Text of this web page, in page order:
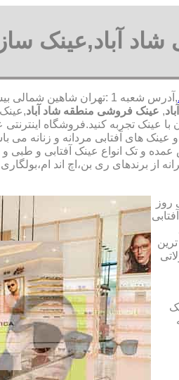
آباد,عینک
, عینک فروشی منطقه شاد آباد
عینک تجربه کنید.فروشگاه
عینک های آفتابی مردانه و
عمده و تک انواع عینک آفتابی و
از برندهای ری بن،اچ اند
روز